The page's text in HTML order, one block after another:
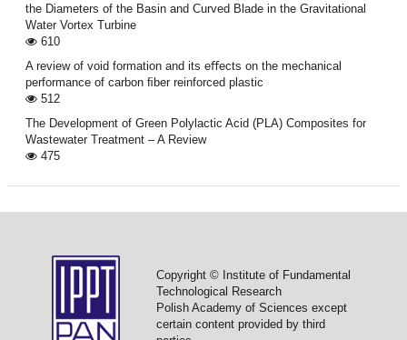
the Diameters of the Basin and Curved Blade in the Gravitational
Water Vortex Turbine
610
A review of void formation and its eﬀects on the mechanical
performance of carbon ﬁber reinforced plastic
512
The Development of Green Polylactic Acid (PLA) Composites for
Wastewater Treatment – A Review
475
Copyright © Institute of Fundamental
Technological Research
Polish Academy of Sciences except
certain content provided by third